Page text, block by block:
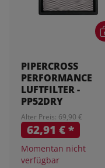
PIPERCROSS
PERFORMANCE
LUFTFILTER -
PP52DRY
Alter Preis: 69,90 €
62,91 €*
Momentan nicht
verfügbar